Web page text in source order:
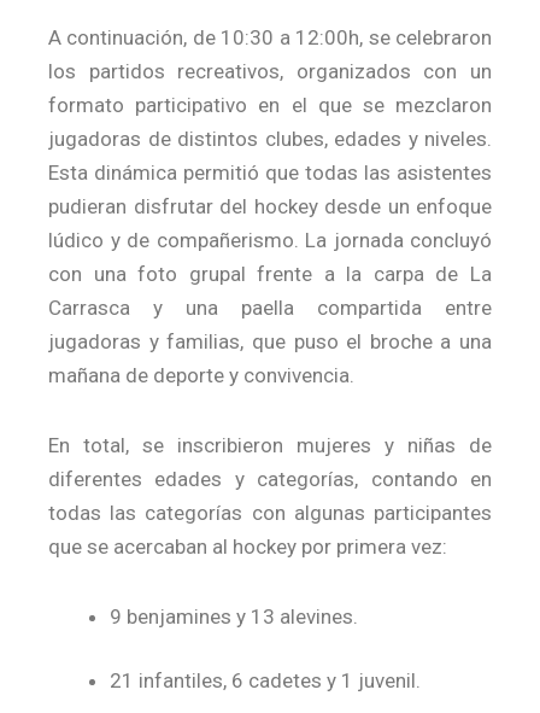
A continuación, de 10:30 a 12:00h, se celebraron
los partidos recreativos, organizados con un
formato participativo en el que se mezclaron
jugadoras de distintos clubes, edades y niveles.
Esta dinámica permitió que todas las asistentes
pudieran disfrutar del hockey desde un enfoque
lúdico y de compañerismo. La jornada concluyó
con una foto grupal frente a la carpa de La
Carrasca y una paella compartida entre
jugadoras y familias, que puso el broche a una
mañana de deporte y convivencia.
En total, se inscribieron mujeres y niñas de
diferentes edades y categorías, contando en
todas las categorías con algunas participantes
que se acercaban al hockey por primera vez:
9 benjamines y 13 alevines.
21 infantiles, 6 cadetes y 1 juvenil.